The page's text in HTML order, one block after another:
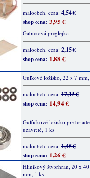
maloobch. cena:4,54 €
shop cena: 3,95 €
Gabunová preglejka
maloobch. cena:2,15 €
shop cena: 1,88 €
Guľkové ložisko, 22 x 7 mm,
maloobch. cena:17,19 €
shop cena: 14,94 €
Guľôčkové ložisko pre
uzavreté, 1 ks
maloobch. cena:1,45 €
shop cena: 1,26 €
Hliníkový štvorhran, 20 x
mm, 1 ks